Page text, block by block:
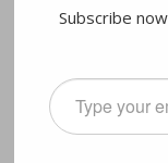
Subscribe
Type
your
email…